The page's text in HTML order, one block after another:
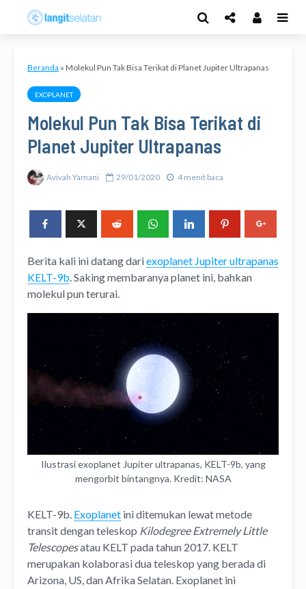
Beranda » Molekul Pun Tak Bisa Terikat di Planet Jupiter Ultrapanas
EXOPLANET
Molekul Pun Tak Bisa Terikat di
Planet Jupiter Ultrapanas
Avivah Yamani 29/01/2020 4 menit baca
Berita kali ini datang dariexoplanet Jupiter ultrapanas
KELT-9b. Saking membaranya planet ini, bahkan
molekul pun terurai.
Ilustrasi exoplanet Jupiter ultrapanas, KELT-9b, yang
mengorbit bintangnya. Kredit: NASA
KELT-9b. Exoplanet ini ditemukan lewat metode
transit dengan teleskop Kilodegree Extremely Little
Telescopesatau KELT pada tahun 2017. KELT
merupakan kolaborasi dua teleskop yang berada di
Arizona, US, dan Afrika Selatan. Exoplanet ini